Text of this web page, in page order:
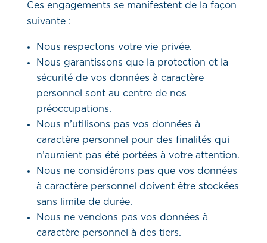
Ces engagements se manifestent de la façon
suivante :
Nous respectons votre vie privée.
Nous garantissons que la protection et la
sécurité de vos données à caractère
personnel sont au centre de nos
préoccupations.
Nous n’utilisons pas vos données à
caractère personnel pour des finalités qui
n’auraient pas été portées à votre attention.
Nous ne considérons pas que vos données
à caractère personnel doivent être stockées
sans limite de durée.
Nous ne vendons pas vos données à
caractère personnel à des tiers.